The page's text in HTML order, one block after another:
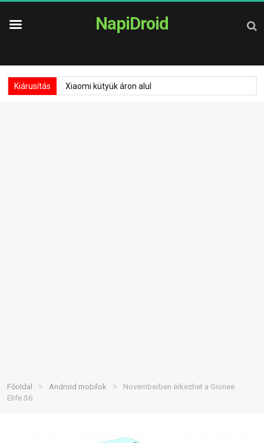
NapiDroid
Kiárusítás Xiaomi kütyük áron alul
Főoldal » Android mobilok »
Novemberben érkezhet a Gionee
Elife S6